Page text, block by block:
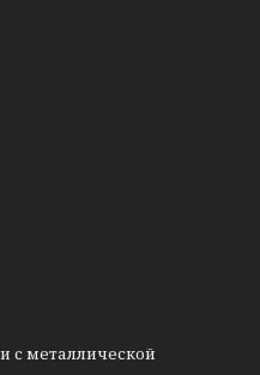
с металлической